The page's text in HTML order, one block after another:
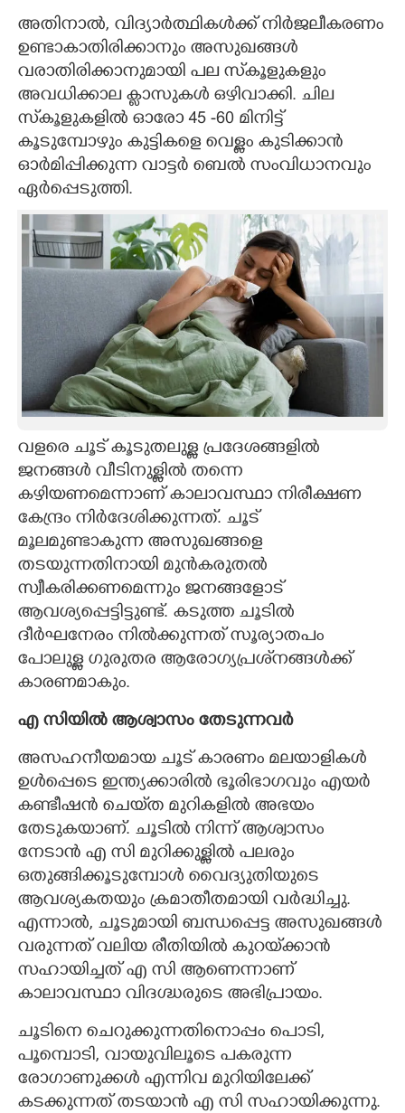
അതിനാൽ, വിദ്യാർത്ഥികൾക്ക് നിർജലീകരണം
ഉണ്ടാകാതിരിക്കാനും അസുഖങ്ങൾ
വരാതിരിക്കാനുമായി പല സ്‌കൂളുകളും
അവധിക്കാല ക്ലാസുകൾ ഒഴിവാക്കി. ചില
സ്‌കൂളുകളിൽ ഓരോ 45 -60 മിനിട്ട്
കൂടുമ്പോഴും കുട്ടികളെ വെള്ളം കുടിക്കാൻ
ഓർമിപ്പിക്കുന്ന വാട്ടർ ബെൽ സംവിധാനവും
ഏർപ്പെടുത്തി.
വളരെ ചൂട് കൂടുതലുള്ള പ്രദേശങ്ങളിൽ
ജനങ്ങൾ വീടിനുള്ളിൽ തന്നെ
കഴിയണമെന്നാണ് കാലാവസ്ഥാ നിരീക്ഷണ
കേന്ദ്രം നിർദേശിക്കുന്നത്. ചൂട്
മൂലമുണ്ടാകുന്ന അസുഖങ്ങളെ
തടയുന്നതിനായി മുൻകരുതൽ
സ്വീകരിക്കണമെന്നും ജനങ്ങളോട്
ആവശ്യപ്പെട്ടിട്ടുണ്ട്. കടുത്ത ചൂടിൽ
ദീർഘനേരം നിൽക്കുന്നത് സൂര്യാതപം
പോലുള്ള ഗുരുതര ആരോഗ്യപ്രശ്‌നങ്ങൾക്ക്
കാരണമാകും.
എ സിയിൽ ആശ്വാസം തേടുന്നവർ
അസഹനീയമായ ചൂട് കാരണം മലയാളികൾ
ഉൾപ്പെടെ ഇന്ത്യക്കാരിൽ ഭൂരിഭാഗവും എയർ
കണ്ടീഷൻ ചെയ്‌ത മുറികളിൽ അഭയം
തേടുകയാണ്. ചൂടിൽ നിന്ന് ആശ്വാസം
നേടാൻ എ സി മുറിക്കുള്ളിൽ പലരും
ഒതുങ്ങിക്കൂടുമ്പോൾ വൈദ്യുതിയുടെ
ആവശ്യകതയും ക്രമാതീതമായി വർദ്ധിച്ചു.
എന്നാൽ, ചൂടുമായി ബന്ധപ്പെട്ട അസുഖങ്ങൾ
വരുന്നത് വലിയ രീതിയിൽ കുറയ്‌ക്കാൻ
സഹായിച്ചത് എ സി ആണെന്നാണ്
കാലാവസ്ഥാ വിദഗ്ദ്ധരുടെ അഭിപ്രായം.
ചൂടിനെ ചെറുക്കുന്നതിനൊപ്പം പൊടി,
പൂമ്പൊടി, വായുവിലൂടെ പകരുന്ന
രോഗാണുക്കൾ എന്നിവ മുറിയിലേക്ക്
കടക്കുന്നത് തടയാൻ എ സി സഹായിക്കുന്നു.